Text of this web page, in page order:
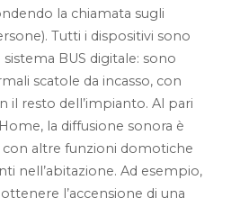
la chiamata sugli
Tutti i dispositivi sono
BUS digitale: sono
scatole da incasso, con
il resto dell’impianto. Al pari
la diffusione sonora è
altre funzioni domotiche
nell’abitazione. Ad esempio,
l’accensione di una